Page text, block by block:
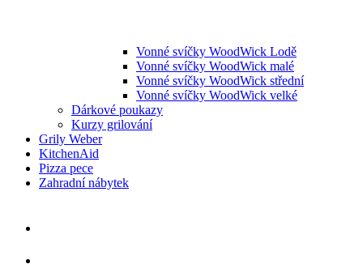
Vonné svíčky WoodWick Lodě
Vonné svíčky WoodWick malé
Vonné svíčky WoodWick střední
Vonné svíčky WoodWick velké
Dárkové poukazy
Kurzy grilování
Grily Weber
KitchenAid
Pizza pece
Zahradní nábytek